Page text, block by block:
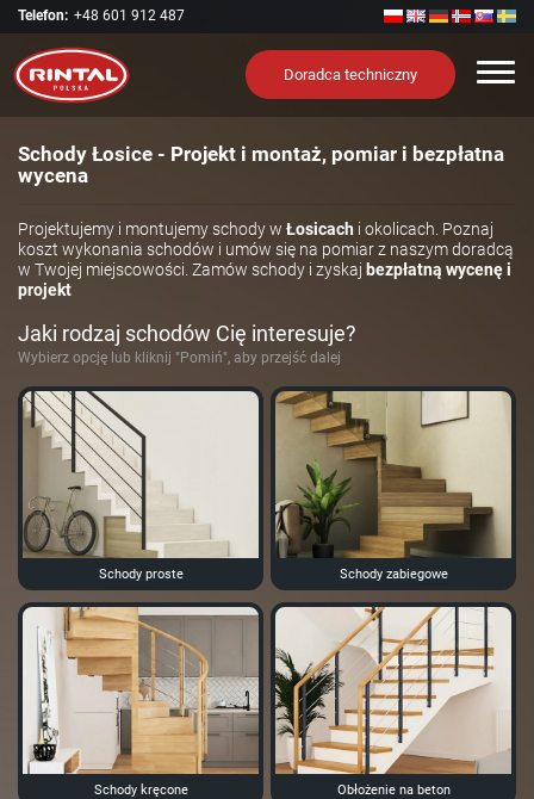
Telefon: +48 601 912 487
Doradca techniczny
Schody Łosice - Projekt i montaż, pomiar i bezpłatna
wycena
Projektujemy i montujemy schody w Łosicach i okolicach. Poznaj
koszt wykonania schodów i umów się na pomiar z naszym doradcą
w Twojej miejscowości. Zamów schody i zyskaj bezpłatną wycenę i
projekt
Jaki rodzaj schodów Cię interesuje?
Wybierz opcję lub kliknij "Pomiń", aby przejść dalej
Schody proste Schody zabiegowe
Schody kręcone Obłożenie na beton